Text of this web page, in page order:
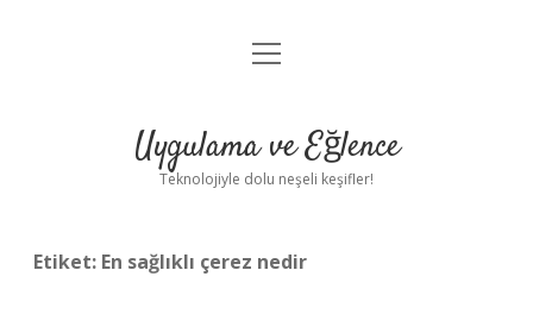
Anasayfa
Yasal Uyarı
menüyü
Uygulama ve Eğlence
Teknolojiyle dolu neşeli keşifler!
Etiket: En sağlıklı çerez nedir